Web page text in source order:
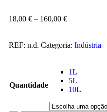
18,00 € – 160,00 €
REF: n.d. Categoria: Indústria
Quantidade
1L
5L
10L